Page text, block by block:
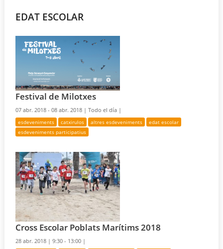
EDAT ESCOLAR
Festival de Milotxes
07 abr. 2018 - 08 abr. 2018 |Todo el día |
esdeveniments catxirulos altres esdeveniments
edat escolar
esdeveniments participatius
Cross Escolar Poblats Marítims 2018
28 abr. 2018 |9:30 - 13:00 |